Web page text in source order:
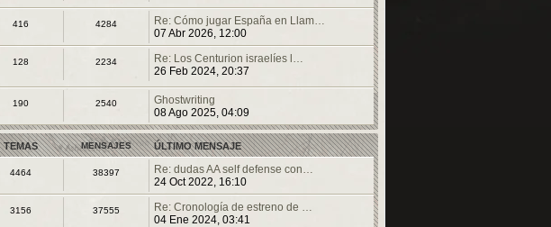
416 4284
Re: Cómo jugar España en Llam…
07 Abr 2026, 12:00
128 2234
Re: Los Centurion israelíes l…
26 Feb 2024, 20:37
190 2540
Ghostwriting
08 Ago 2025, 04:09
TEMAS MENSAJES ÚLTIMO MENSAJE
4464 38397
Re: dudas AA self defense con…
24 Oct 2022, 16:10
3156 37555
Re: Cronología de estreno de …
04 Ene 2024, 03:41